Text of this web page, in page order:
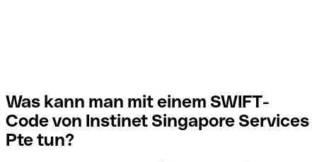
Was kann man mit einem SWIFT-
Code von Instinet Singapore Services
Pte tun?